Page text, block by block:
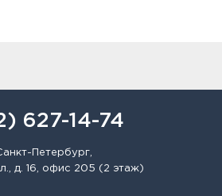
627-14-74
Петербург,
д. 16, офис 205 (2 этаж)